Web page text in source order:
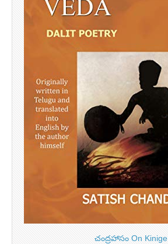
చంద్రహాసం On Kinige